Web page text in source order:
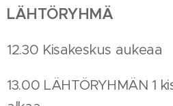
LÄHTÖRYHMÄ
12.30 Kisakeskus aukeaa
13.00 LÄHTÖRYHMÄN 1